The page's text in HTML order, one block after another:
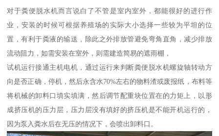
对于粪便脱水机而言说白了不管是室内室外，都能很好的进行作
业，安装的时候可根据养殖场的实际大小选择一些较为平坦的位
置，有利于粪液的输送，除此之外排放管避免弯角直角，减少排放
流动阻力，如需安装在室外，则需建造简易的遮雨棚，
试机运行接通主机电机，通过运行来判断粪便脱水机螺旋轴转动方
向是否正确，停机，然后永含水70%左右的物料渣或废报纸，布料等
将机械的卸料口填实填满，然后调节配重块位置在的力矩上，以形
成挤压机的压力层，压力层没有填好的挤压机是不能开机运行的，
因为泵入粪水后在无压的情况下，会喷出卸料口。